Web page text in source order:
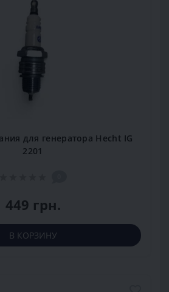
для генератора Hecht IG
2201
449 грн.
В КОРЗИНУ